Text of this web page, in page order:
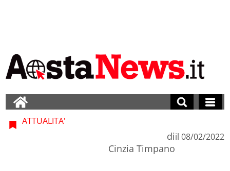
ATTUALITA'
di
Cinzia Timpano
il 08/02/2022